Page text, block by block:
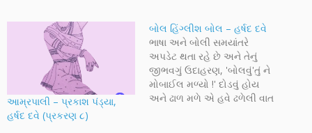
આમ્રપાલી – પ્રકાશ પંડ્યા,
હર્ષદ દવે (પ્રકરણ ૮)
બોલ હિંગ્લીશ બોલ – હર્ષદ દવે
ભાષા અને બોલી સમયાંતરે
અપડેટ થતા રહે છે અને તેનું
જીભવગું ઉદાહરણ, 'બોલવું'તું ને
મોબાઈલ મળ્યો !' દોડવું હોય
અને ઢાળ મળે એ હવે ઢળેલી વાત